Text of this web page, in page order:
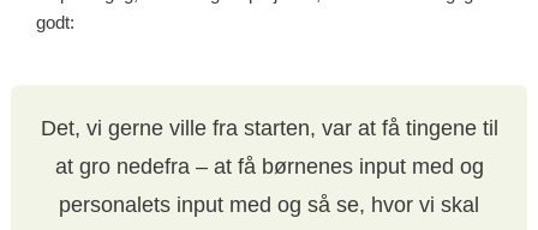
godt:
Det, vi gerne ville fra starten, var at få tingene til
at gro nedefra – at få børnenes input med og
personalets input med og så se, hvor vi skal